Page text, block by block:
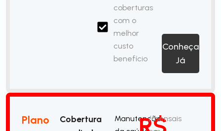
coberturas
com o
melhor
custo
benefício
Conheça
Já
Plano
Cobertura
Manutenção/mensais